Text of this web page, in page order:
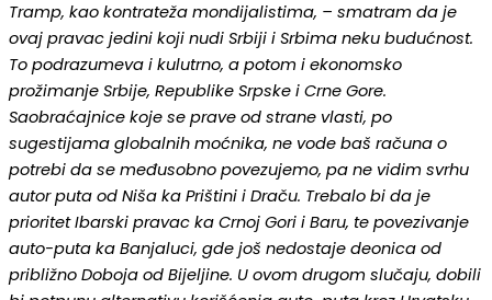
Tramp, kao kontrateža mondijalistima, – smatram da je
ovaj pravac jedini koji nudi Srbiji i Srbima neku budućnost.
To podrazumeva i kulutrno, a potom i ekonomsko
prožimanje Srbije, Republike Srpske i Crne Gore.
Saobraćajnice koje se prave od strane vlasti, po
sugestijama globalnih moćnika, ne vode baš računa o
potrebi da se međusobno povezujemo, pa ne vidim svrhu
autor puta od Niša ka Prištini i Draču. Trebalo bi da je
prioritet Ibarski pravac ka Crnoj Gori i Baru, te povezivanje
auto-puta ka Banjaluci, gde još nedostaje deonica od
približno Doboja od Bijeljine. U ovom drugom slučaju, dobili